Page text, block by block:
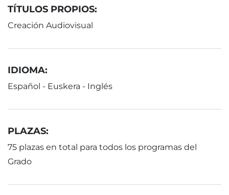
TÍTULOS PROPIOS:
Creación Audiovisual
IDIOMA:
Español - Euskera - Inglés
PLAZAS:
75 plazas en total para todos los programas del
Grado